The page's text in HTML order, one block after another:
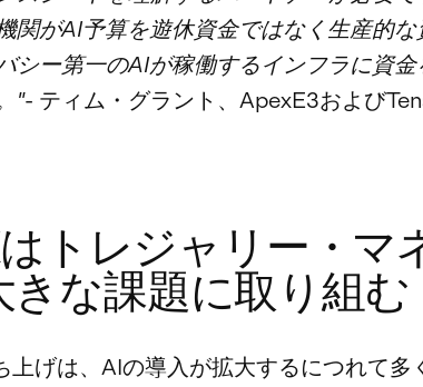
関がAI予算を遊休資金ではなく生産的
シー第一のAIが稼働するインフラに資
"- ティム・グラント、ApexE3および
トレジャリー・マ
きな課題に取り組む
上げは、AIの導入が拡大するにつれて多